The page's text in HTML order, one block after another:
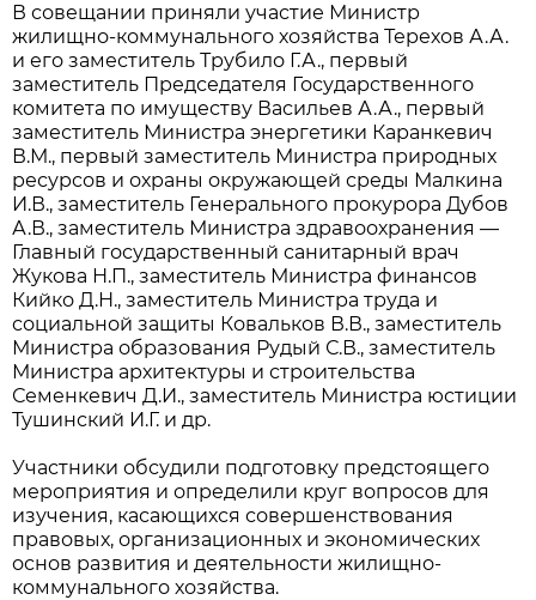
В совещании приняли участие Министр
жилищно-коммунального хозяйства Терехов А.А.
и его заместитель Трубило Г.А., первый
заместитель Председателя Государственного
комитета по имуществу Васильев А.А., первый
заместитель Министра энергетики Каранкевич
В.М., первый заместитель Министра природных
ресурсов и охраны окружающей среды Малкина
И.В., заместитель Генерального прокурора Дубов
А.В., заместитель Министра здравоохранения —
Главный государственный санитарный врач
Жукова Н.П., заместитель Министра финансов
Кийко Д.Н., заместитель Министра труда и
социальной защиты Ковальков В.В., заместитель
Министра образования Рудый С.В., заместитель
Министра архитектуры и строительства
Семенкевич Д.И., заместитель Министра юстиции
Тушинский И.Г. и др.
Участники обсудили подготовку предстоящего
мероприятия и определили круг вопросов для
изучения, касающихся совершенствования
правовых, организационных и экономических
основ развития и деятельности жилищно-
коммунального хозяйства.